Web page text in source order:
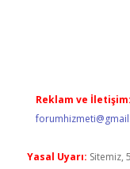
Reklam ve İletişim:
Yasal Uyarı: Sitemiz,